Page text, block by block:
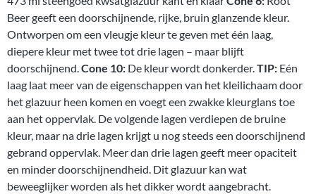
Beer geeft een doorschijnende, rijke, bruin glanzende kleur.
Ontworpen om een vleugje kleur te geven met één laag,
diepere kleur met twee tot drie lagen – maar blijft
doorschijnend.Cone 10: De kleur wordt donkerder.TIP: Eén
laag laat meer van de eigenschappen van het kleilichaam door
het glazuur heen komen en voegt een zwakke kleurglans toe
aan het oppervlak. De volgende lagen verdiepen de bruine
kleur, maar na drie lagen krijgt u nog steeds een doorschijnend
gebrand oppervlak. Meer dan drie lagen geeft meer opaciteit
en minder doorschijnendheid. Dit glazuur kan wat
beweeglijker worden als het dikker wordt aangebracht.